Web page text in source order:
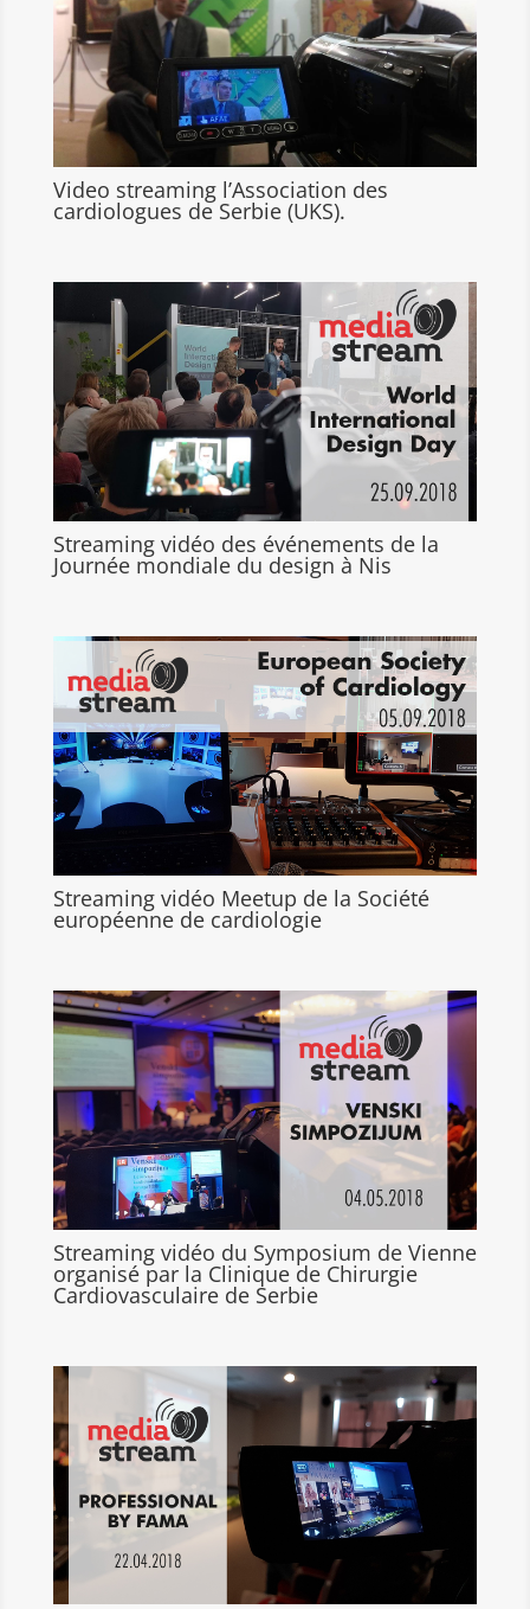
Video streaming l’Association des
cardiologues de Serbie (UKS).
Streaming vidéo des événements de la
Journée mondiale du design à Nis
Streaming vidéo Meetup de la Société
européenne de cardiologie
Streaming vidéo du Symposium de Vienne
organisé par la Clinique de Chirurgie
Cardiovasculaire de Serbie